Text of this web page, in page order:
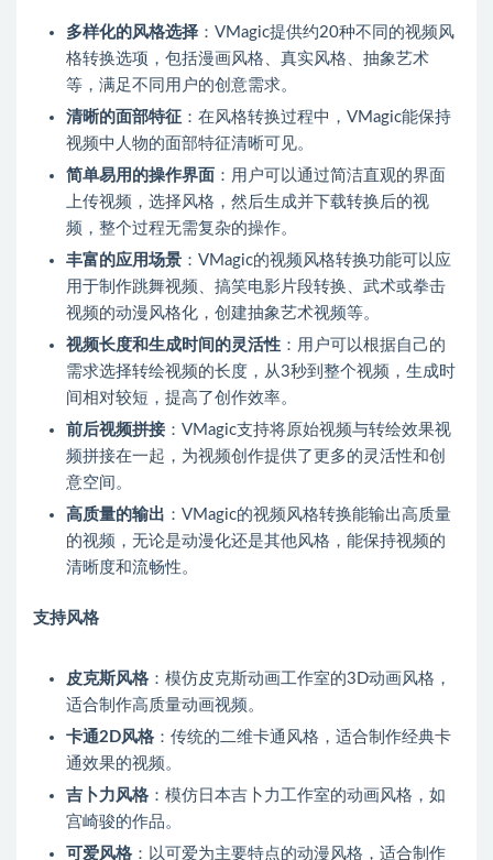
多样化的风格选择 ：VMagic提供约20种不同的视频风
格转换选项，包括漫画风格、真实风格、抽象艺术
等，满足不同用户的创意需求。
清晰的面部特征 ：在风格转换过程中，VMagic能保持
视频中人物的面部特征清晰可见。
简单易用的操作界面 ：用户可以通过简洁直观的界面
上传视频，选择风格，然后生成并下载转换后的视
频，整个过程无需复杂的操作。
丰富的应用场景 ：VMagic的视频风格转换功能可以应
用于制作跳舞视频、搞笑电影片段转换、武术或拳击
视频的动漫风格化，创建抽象艺术视频等。
视频长度和生成时间的灵活性 ：用户可以根据自己的
需求选择转绘视频的长度，从3秒到整个视频，生成时
间相对较短，提高了创作效率。
前后视频拼接 ：VMagic支持将原始视频与转绘效果视
频拼接在一起，为视频创作提供了更多的灵活性和创
意空间。
高质量的输出 ：VMagic的视频风格转换能输出高质量
的视频，无论是动漫化还是其他风格，能保持视频的
清晰度和流畅性。
支持风格
皮克斯风格 ：模仿皮克斯动画工作室的3D动画风格，
适合制作高质量动画视频。
卡通2D风格 ：传统的二维卡通风格，适合制作经典卡
通效果的视频。
吉卜力风格 ：模仿日本吉卜力工作室的动画风格，如
宫崎骏的作品。
可爱风格 ：以可爱为主要特点的动漫风格，适合制作